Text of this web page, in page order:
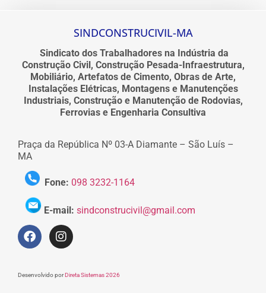
SINDCONSTRUCIVIL-MA
Sindicato dos Trabalhadores na Indústria da
Construção Civil, Construção Pesada-Infraestrutura,
Mobiliário, Artefatos de Cimento, Obras de Arte,
Instalações Elétricas, Montagens e Manutenções
Industriais, Construção e Manutenção de Rodovias,
Ferrovias e Engenharia Consultiva
Praça da República Nº 03-A Diamante – São Luís –
MA
Fone: 098 3232-1164
E-mail: sindconstrucivil@gmail.com
Desenvolvido porDireta Sistemas 2026